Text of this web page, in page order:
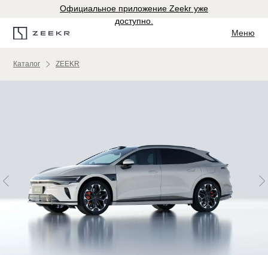
Меню
Официальное приложение Zeekr уже
доступно.
Каталог
ZEEKR